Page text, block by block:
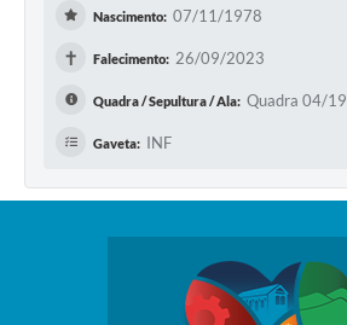
Nascimento: 07/11/1978
✝ Falecimento: 26/09/2023
Quadra / Sepultura / Ala: Quadra 04/19
Gaveta: INF